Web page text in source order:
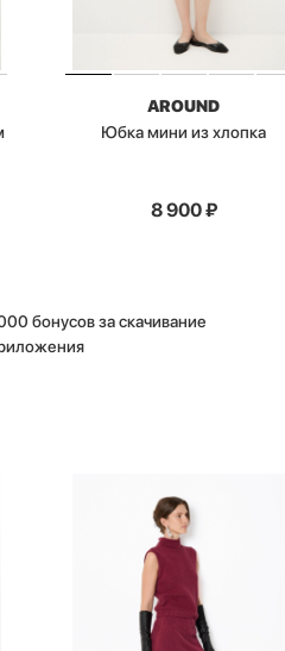
AROUND
Юбка мини из хлопка
8 900₽
бонусов за скачивание